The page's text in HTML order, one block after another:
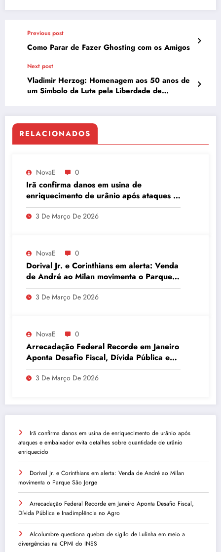
Previous post
Como Parar de Fazer Ghosting com os Amigos
Next post
Vladimir Herzog: Homenagem aos 50 anos de
um Símbolo da Luta pela Liberdade de
RELACIONADOS
NovaE 0
Irã confirma danos em usina de
enriquecimento de urânio após ataques e
embaixador evita detalhes sobre
quantidade de urânio enriquecido
3 De Março De 2026
NovaE 0
Dorival Jr. e Corinthians em alerta: Venda
de André ao Milan movimenta o Parque
São Jorge
3 De Março De 2026
NovaE 0
Arrecadação Federal Recorde em Janeiro
Aponta Desafio Fiscal, Dívida Pública e
Inadimplência no Agro
3 De Março De 2026
Irã confirma danos em usina de enriquecimento de urânio após
ataques e embaixador evita detalhes sobre quantidade de urânio
enriquecido
Dorival Jr. e Corinthians em alerta: Venda de André ao Milan
movimenta o Parque São Jorge
Arrecadação Federal Recorde em Janeiro Aponta Desafio Fiscal,
Dívida Pública e Inadimplência no Agro
Alcolumbre questiona quebra de sigilo de Lulinha em meio a
divergências na CPMI do INSS